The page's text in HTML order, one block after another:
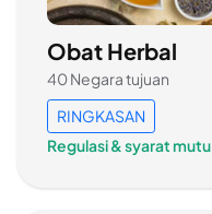
Obat Herbal
40 Negara tujuan
RINGKASAN
Regulasi & syarat mutu